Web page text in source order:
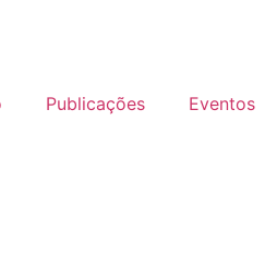
Publicações Eventos